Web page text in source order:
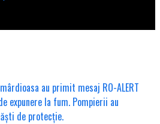
au primit mesaj RO-ALERT
expunere la fum. Pompierii au
de protecție.